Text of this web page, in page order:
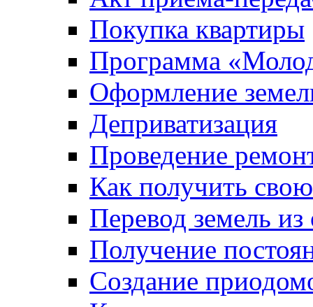
Покупка квартиры
Программа
Оформление
Деприватизация
Проведение
Как получить
Перевод земель
Получение
Создание